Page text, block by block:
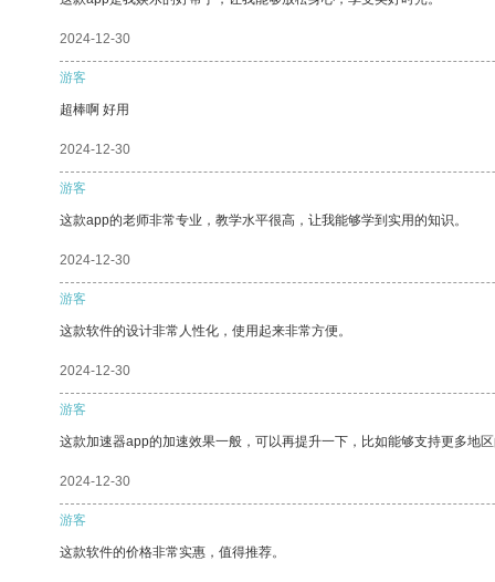
2024-12-30
游客
超棒啊 好用
2024-12-30
游客
这款app的老师非常专业，教学水平很高，让我能够学到实用的知识。
2024-12-30
游客
这款软件的设计非常人性化，使用起来非常方便。
2024-12-30
游客
这款加速器app的加速效果一般，可以再提升一下，比如能够支持更多地区
2024-12-30
游客
这款软件的价格非常实惠，值得推荐。